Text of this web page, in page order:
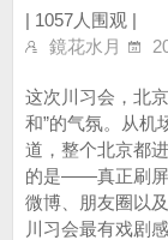
| 1057人围观 |
鏡花水月
这次川习会，北
和”的气氛。从机
道，整个北京都
的是——真正刷屏
微博、朋友圈以
川习会最有戏剧